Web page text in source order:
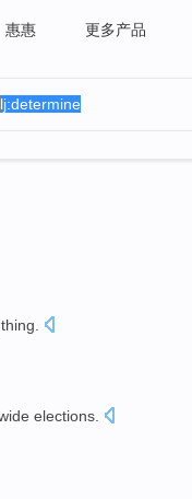
惠惠 更多产品
elections